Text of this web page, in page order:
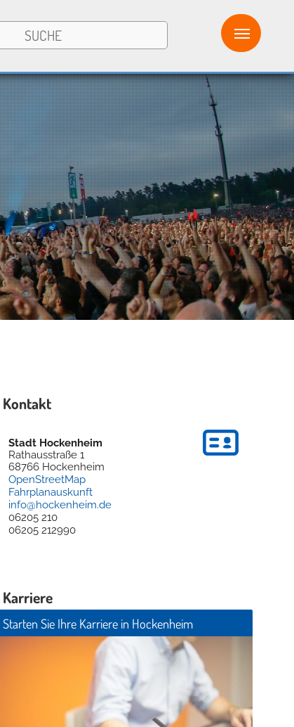
Kontakt
Stadt Hockenheim
Rathausstraße 1
68766 Hockenheim
OpenStreetMap
Fahrplanauskunft
info@hockenheim.de
06205 210
06205 212990
Karriere
Starten Sie Ihre Karriere in Hockenheim